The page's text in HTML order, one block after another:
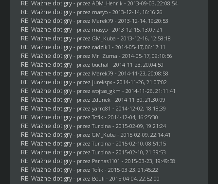
RE: Ważne dot gry - przez ADM_Henrik - 2013-09-03, 22:08:54
RE: Ważne dot gry - przez masyo- 2013-12-14, 16:16:26
RE: Ważne dot gry - przez Marek79 - 2013-12-14, 19:20:53
RE: Ważne dot gry - przez masyo- 2013-12-15, 13:07:21
RE: Ważne dot gry - przez GM_Kuba - 2013-12-16, 12:58:18
RE: Ważne dot gry - przez radzik1 - 2014-05-17, 06:17:11
RE: Ważne dot gry - przez Mr. Zuma - 2014-05-17, 09:10:56
RE: Ważne dot gry - przez buchal - 2014-11-23, 20:04:50
RE: Ważne dot gry - przez Marek79 - 2014-11-23, 20:08:58
RE: Ważne dot gry - przez jurekspx- 2014-11-26, 21:07:02
RE: Ważne dot gry - przez wojtas_gkm - 2014-11-26, 21:11:41
RE: Ważne dot gry - przez Zdunek - 2014-11-30, 21:30:09
RE: Ważne dot gry - przez yarro81 - 2014-12-02, 18:18:39
RE: Ważne dot gry - przezTofik - 2014-12-04, 16:25:30
RE: Ważne dot gry - przez Turbina - 2015-02-09, 19:21:24
RE: Ważne dot gry - przez GM_Kuba - 2015-02-09, 22:14:41
RE: Ważne dot gry - przez Turbina - 2015-02-10, 08:51:15
RE: Ważne dot gry - przez Turbina - 2015-02-10, 21:39:53
RE: Ważne dot gry - przez Parnas1101 - 2015-03-23, 19:49:58
RE: Ważne dot gry - przezTofik - 2015-03-23, 21:45:22
RE: Ważne dot gry - przez Bouli - 2015-04-04, 22:52:00